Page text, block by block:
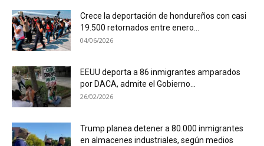
Crece la deportación de hondureños con casi
19.500 retornados entre enero...
04/06/2026
EEUU deporta a 86 inmigrantes amparados
por DACA, admite el Gobierno...
26/02/2026
Trump planea detener a 80.000 inmigrantes
en almacenes industriales, según medios